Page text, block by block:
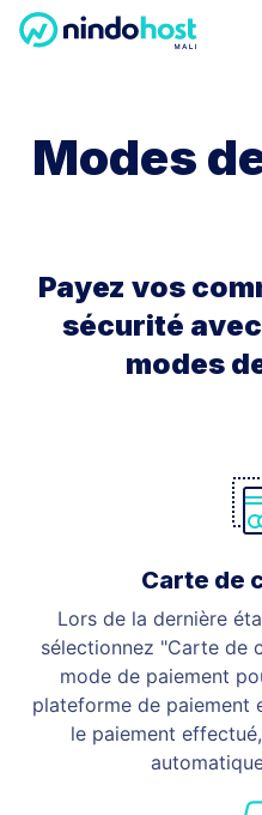
Modes
Payez vos
sécurité
modes
Carte de
Lors de la dernière
sélectionnez "Carte de
mode de paiement
plateforme de paiement
le paiement